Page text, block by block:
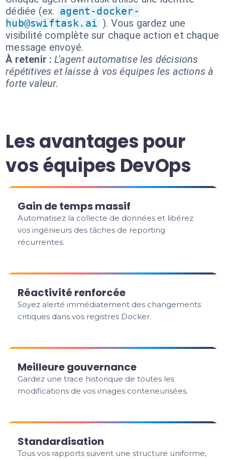
dédiée (ex. agent-docker-
hub@swiftask.ai ). Vous gardez une
visibilité complète sur chaque action et chaque
message envoyé.
À retenir : L'agent automatise les décisions
répétitives et laisse à vos équipes les actions à
forte valeur.
Les avantages pour
vos équipes DevOps
Gain de temps massif
Automatisez la collecte de données et libérez
vos ingénieurs des tâches de reporting
récurrentes.
Réactivité renforcée
Soyez alerté immédiatement des changements
critiques dans vos registres Docker.
Meilleure gouvernance
Gardez une trace historique de toutes les
modifications de vos images conteneurisées.
Standardisation
Tous vos rapports suivent une structure uniforme,